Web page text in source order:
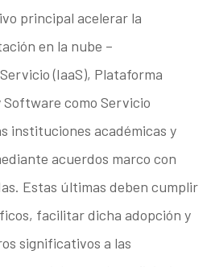
principal acelerar la
en la nube –
(IaaS), Plataforma
Software como Servicio
instituciones académicas y
acuerdos marco con
Estas últimas deben cumplir
facilitar dicha adopción y
significativos a las